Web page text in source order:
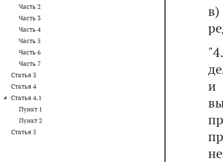
Часть 2
Часть 3
Часть 4
Часть 5
Часть 6
Часть 7
Статья 3
Статья 4
Статья 4.1
Пункт 1
Пункт 2
Статья 5
и